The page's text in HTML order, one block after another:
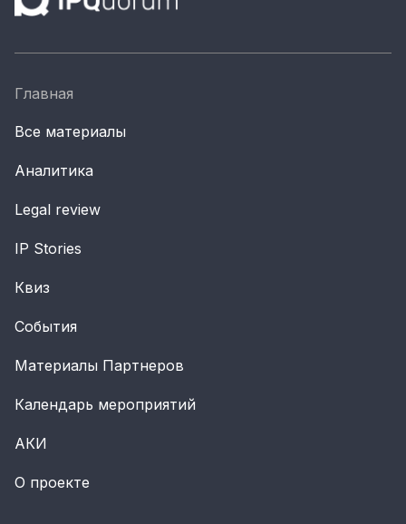
Главная
Все материалы
Аналитика
Legal review
IP Stories
Квиз
События
Материалы Партнеров
Календарь мероприятий
АКИ
О проекте